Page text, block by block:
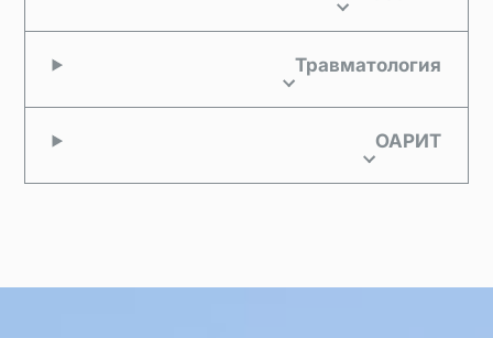
Травматология
ОАРИТ